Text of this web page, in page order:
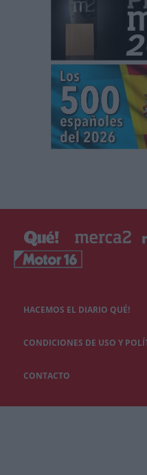
HACEMOS EL DIARIO QUÉ!
CONDICIONES DE USO Y
CONTACTO